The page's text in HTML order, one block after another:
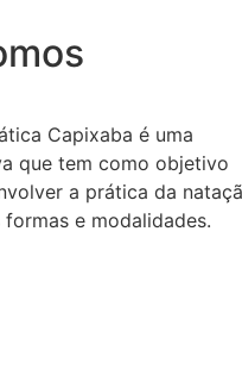
Capixaba é uma
que tem como objetivo
a prática da
e modalidades.